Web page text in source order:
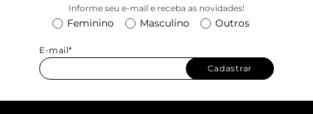
Informe seu e-mail e receba as novidades!
Feminino Masculino Outros
E-mail*
Cadastrar